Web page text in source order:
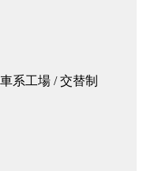
系工場 / 交替制